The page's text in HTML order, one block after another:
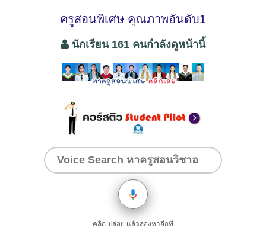
ครูสอนพิเศษ คุณภาพอันดับ1
นักเรียน 161 คนกำลังดูหน้านี้
คลิก-ปล่อย แล้วลองหาอีกที